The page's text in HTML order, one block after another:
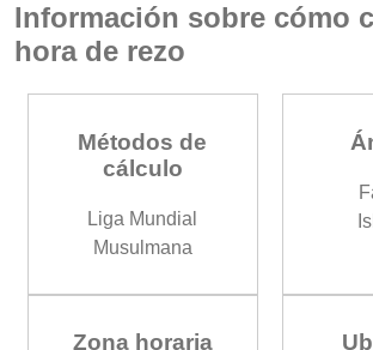
Información sobre cómo
hora de rezo
Métodos de
cálculo
Liga Mundial
Musulmana
Zona horaria